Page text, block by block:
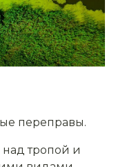
переправы.
тропой и